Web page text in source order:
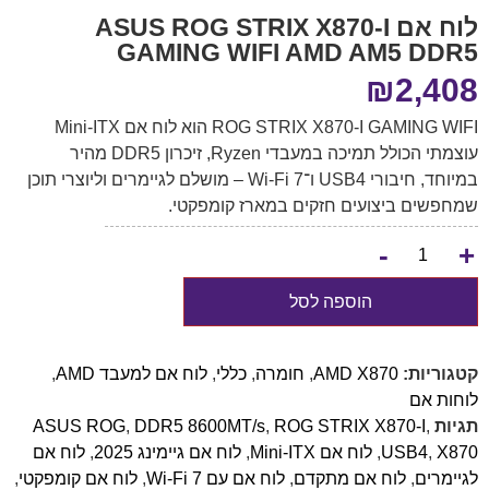
לוח אם ASUS ROG STRIX X870-I
GAMING WIFI AMD AM5 DDR5
₪2,408
ROG STRIX X870-I GAMING WIFI הוא לוח אם Mini-ITX
עוצמתי הכולל תמיכה במעבדי Ryzen, זיכרון DDR5 מהיר
במיוחד, חיבורי USB4 ו־Wi-Fi 7 – מושלם לגיימרים וליוצרי תוכן
שמחפשים ביצועים חזקים במארז קומפקטי.
+
-
הוספה לסל
קטגוריות: AMD X870
, חומרה, כללי, לוח אם למעבד AMD
,
לוחות אם
תגיות
ASUS ROG, DDR5 8600MT/s, ROG STRIX X870-I ,
USB4, X870
, לוח אם Mini-ITX , לוח אם גיימינג 2025 , לוח אם
לגיימרים, לוח אם מתקדם, לוח אם עם Wi-Fi 7 , לוח אם קומפקטי,